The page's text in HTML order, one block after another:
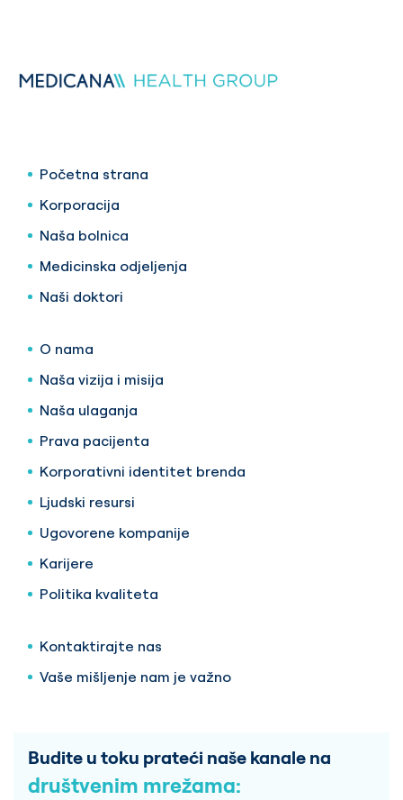
Početna strana
Korporacija
Naša bolnica
Medicinska odjeljenja
Naši doktori
O nama
Naša vizija i misija
Naša ulaganja
Prava pacijenta
Korporativni identitet brenda
Ljudski resursi
Ugovorene kompanije
Karijere
Politika kvaliteta
Kontaktirajte nas
Vaše mišljenje nam je važno
Budite u toku prateći naše kanale na
društvenim mrežama: